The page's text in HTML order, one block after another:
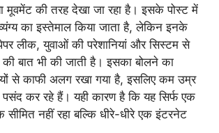
मूवमेंट की तरह देखा जा रहा है। इसके पोस्ट में
का इस्तेमाल किया जाता है, लेकिन इनके
पेपर लीक, युवाओं की परेशानियां और सिस्टम से
की बात भी की जाती है। इसका बोलने का
से काफी अलग रखा गया है, इसलिए कम उम्र
कर रहे हैं। यही कारण है कि यह सिर्फ एक
सीमित नहीं रहा बल्कि धीरे-धीरे एक इंटरनेट